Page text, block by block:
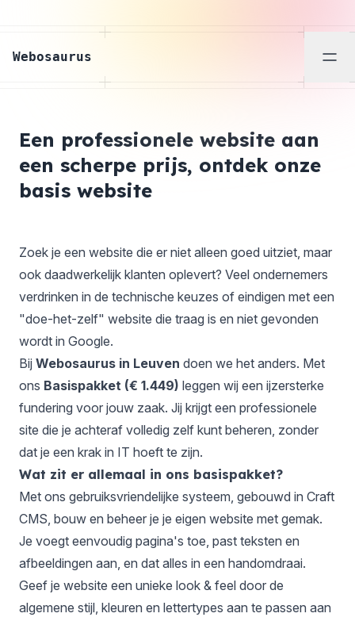
Webosaurus
Een professionele website aan
een scherpe prijs, ontdek onze
basis website
Zoek je een website die er niet alleen goed uitziet, maar
ook daadwerkelijk klanten oplevert? Veel ondernemers
verdrinken in de technische keuzes of eindigen met een
"doe-het-zelf" website die traag is en niet gevonden
wordt in Google.
Bij Webosaurus in Leuven doen we het anders. Met
ons Basispakket (€ 1.449) leggen wij een ijzersterke
fundering voor jouw zaak. Jij krijgt een professionele
site die je achteraf volledig zelf kunt beheren, zonder
dat je een krak in IT hoeft te zijn.
Wat zit er allemaal in ons basispakket?
Met ons gebruiksvriendelijke systeem, gebouwd in Craft
CMS, bouw en beheer je je eigen website met gemak.
Je voegt eenvoudig pagina's toe, past teksten en
afbeeldingen aan, en dat alles in een handomdraai.
Geef je website een unieke look & feel door de
algemene stijl, kleuren en lettertypes aan te passen aan